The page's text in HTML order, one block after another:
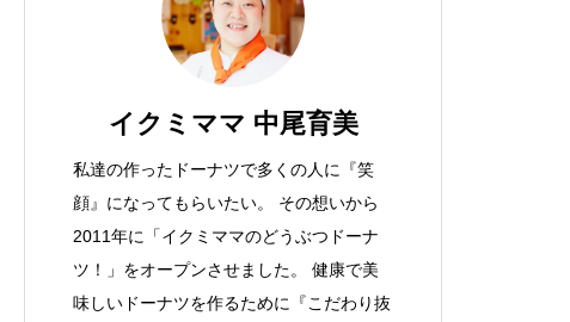
イクミママ 中尾育美
私達の作ったドーナツで多くの人に『笑
顔』になってもらいたい。 その想いから
2011年に「イクミママのどうぶつドーナ
ツ！」をオープンさせました。 健康で美
味しいドーナツを作るために『こだわり抜